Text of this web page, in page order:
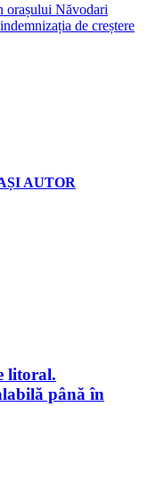
orașului Năvodari
de creștere
AUTOR
litoral.
până în